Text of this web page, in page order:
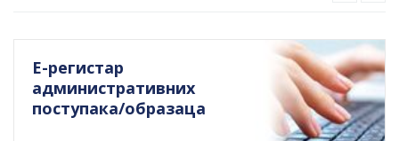
Е-регистар
административних
поступака/образаца